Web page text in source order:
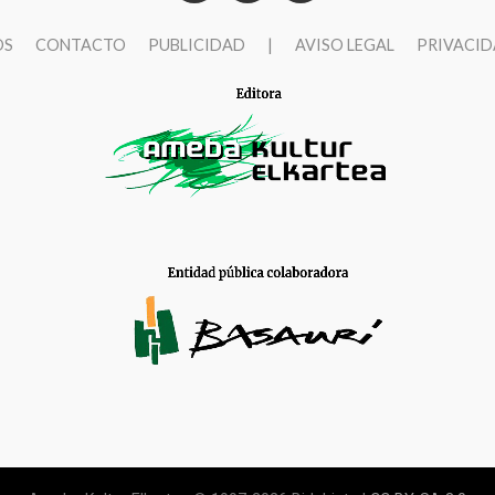
CONTACTO PUBLICIDAD | AVISO LEGAL